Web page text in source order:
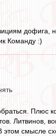
дофига,
Команду :)
Литвинов,
смысле